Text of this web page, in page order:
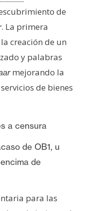
de
. La primera
creación de un
y palabras
mejorando la
de bienes
a censura
de OB1, u
de
para las